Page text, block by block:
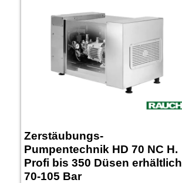
Zerstäubungs-
Pumpentechnik HD 70 NC H.
Profi bis 350 Düsen erhältlich
70-105 Bar